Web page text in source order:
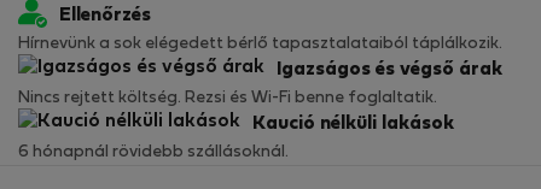
Ellenőrzés
Hírnevünk a sok elégedett bérlő tapasztalataiból táplálkozik.
Igazságos és végső árak
Nincs rejtett költség. Rezsi és Wi-Fi benne foglaltatik.
Kaució nélküli lakások
6 hónapnál rövidebb szállásoknál.